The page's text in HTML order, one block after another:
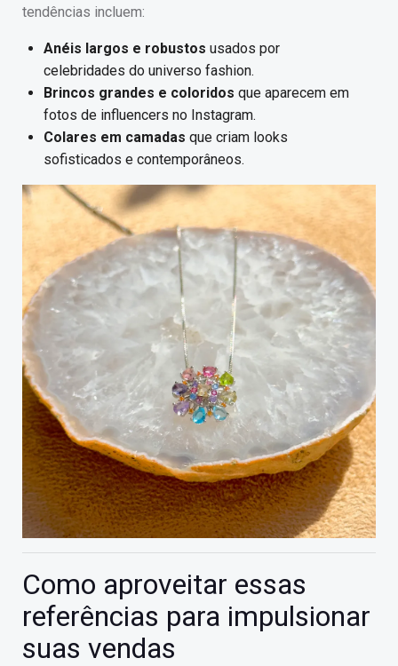
tendências incluem:
Anéis largos e robustos usados por
celebridades do universo fashion.
Brincos grandes e coloridos que aparecem em
fotos de influencers no Instagram.
Colares em camadas que criam looks
sofisticados e contemporâneos.
Como aproveitar essas
referências para impulsionar
suas vendas